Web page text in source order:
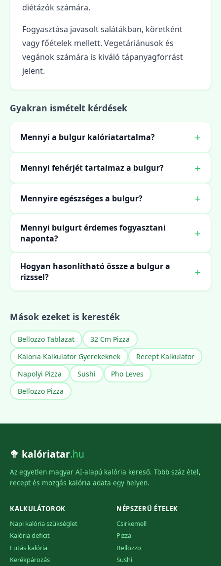
diétázók számára.
Fogyasztása javasolt salátákban, köretként
vagy főételek mellett. Vegetáriánusok és
vegánok számára is kiváló tápanyagforrást
jelent.
Gyakran ismételt kérdések
Mennyi a bulgur kalóriatartalma?
Mennyi fehérjét tartalmaz a bulgur?
Mennyire egészséges a bulgur?
Mennyi bulgurt érdemes fogyasztani
naponta?
Hogyan hasonlítható össze a bulgur a
rizssel?
Mások ezeket is keresték
Bellozzo Tablazat
32 Cm Pizza
Kaloria Kalkulator Gyerekeknek
Recept Kalkulator
Napolyi Pizza
Sushi
Pho Leves
Bellozzo Pizza
🥦 kalóriatar.hu
Az egyetlen magyar AI-alapú kalória kereső. Több száz étel,
recept és mozgás kalória adata egy helyen.
KALKULÁTOROK
Napi kalória szükséglet
Kalória deficit
Futás kalória
Kerékpározás
NÉPSZERŰ ÉTELEK
Csirkemell
Pizza
Bellozzo
Sushi